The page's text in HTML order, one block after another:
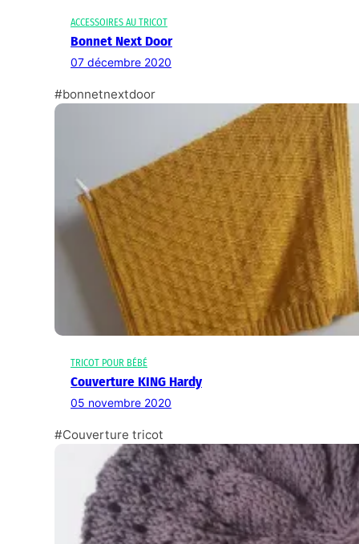
ACCESSOIRES AU TRICOT
Bonnet Next Door
07 décembre 2020
#bonnetnextdoor
TRICOT POUR BÉBÉ
Couverture KING Hardy
05 novembre 2020
#Couverture tricot